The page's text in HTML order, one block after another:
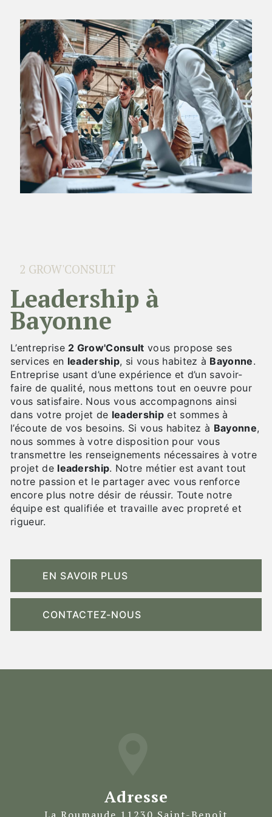
2 GROW'CONSULT
leadership à
Bayonne
L’entreprise 2 Grow'Consult vous propose ses
services en leadership, si vous habitez à Bayonne.
Entreprise usant d’une expérience et d’un savoir-
faire de qualité, nous mettons tout en oeuvre pour
vous satisfaire. Nous vous accompagnons ainsi
dans votre projet de leadershipet sommes à
l’écoute de vos besoins. Si vous habitez à Bayonne,
nous sommes à votre disposition pour vous
transmettre les renseignements nécessaires à votre
projet de leadership. Notre métier est avant tout
notre passion et le partager avec vous renforce
encore plus notre désir de réussir. Toute notre
équipe est qualifiée et travaille avec propreté et
rigueur.
EN SAVOIR PLUS
CONTACTEZ-NOUS
Adresse